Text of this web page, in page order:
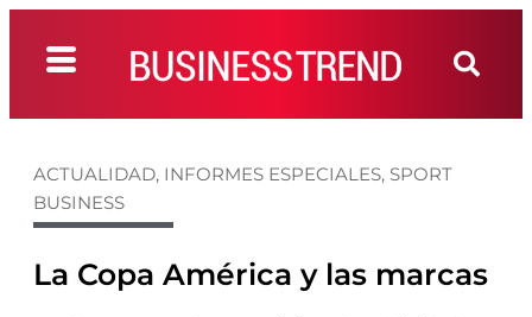
ACTUALIDAD, INFORMES ESPECIALES, SPORT
BUSINESS
La Copa América y las marcas